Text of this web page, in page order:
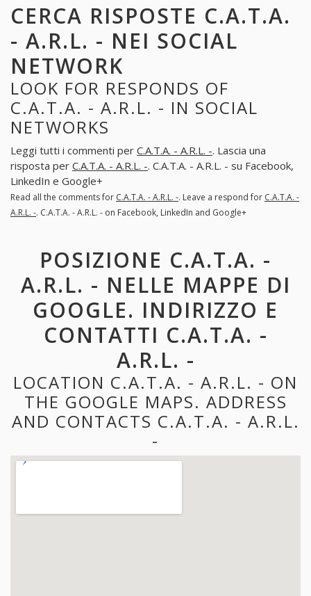
CERCA RISPOSTE C.A.T.A.
- A.R.L. - NEI SOCIAL
NETWORK
LOOK FOR RESPONDS OF
C.A.T.A. - A.R.L. - IN SOCIAL
NETWORKS
Leggi tutti i commenti per C.A.T.A. - A.R.L. -. Lascia una
risposta per C.A.T.A. - A.R.L. -. C.A.T.A. - A.R.L. - su Facebook,
LinkedIn e Google+
Read all the comments for C.A.T.A. - A.R.L. -. Leave a respond for C.A.T.A. -
A.R.L. -. C.A.T.A. - A.R.L. - on Facebook, LinkedIn and Google+
POSIZIONE C.A.T.A. -
A.R.L. - NELLE MAPPE DI
GOOGLE. INDIRIZZO E
CONTATTI C.A.T.A. -
A.R.L. -
LOCATION C.A.T.A. - A.R.L. - ON
THE GOOGLE MAPS. ADDRESS
AND CONTACTS C.A.T.A. - A.R.L.
-